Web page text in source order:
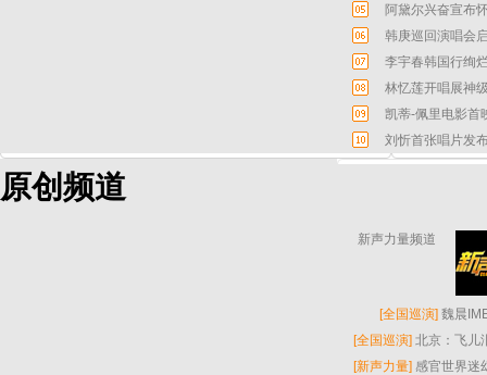
阿黛尔兴奋宣布
韩庚巡回演唱会
李宇春韩国行绚
林忆莲开唱展神
凯蒂-佩里电影首
刘忻首张唱片发
原创频道
新声力量频道
[全国巡演] 魏晨
[全国巡演] 北京：飞儿
[新声力量] 感官世界迷